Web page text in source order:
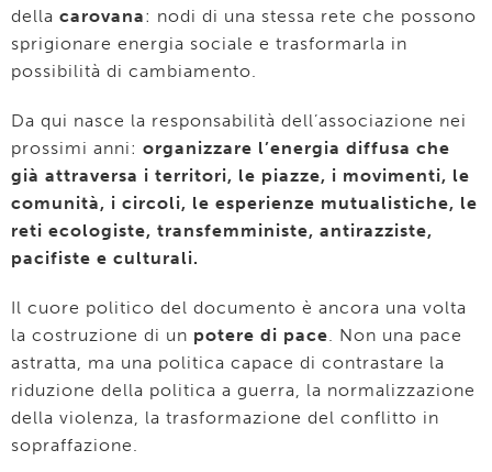
della carovana: nodi di una stessa rete che possono
sprigionare energia sociale e trasformarla in
possibilità di cambiamento.
Da qui nasce la responsabilità dell’associazione nei
prossimi anni: organizzare l’energia diffusa che
già attraversa i territori, le piazze, i movimenti, le
comunità, i circoli, le esperienze mutualistiche, le
reti ecologiste, transfemministe, antirazziste,
pacifiste e culturali.
Il cuore politico del documento è ancora una volta
la costruzione di un potere di pace . Non una pace
astratta, ma una politica capace di contrastare la
riduzione della politica a guerra, la normalizzazione
della violenza, la trasformazione del conflitto in
sopraffazione.